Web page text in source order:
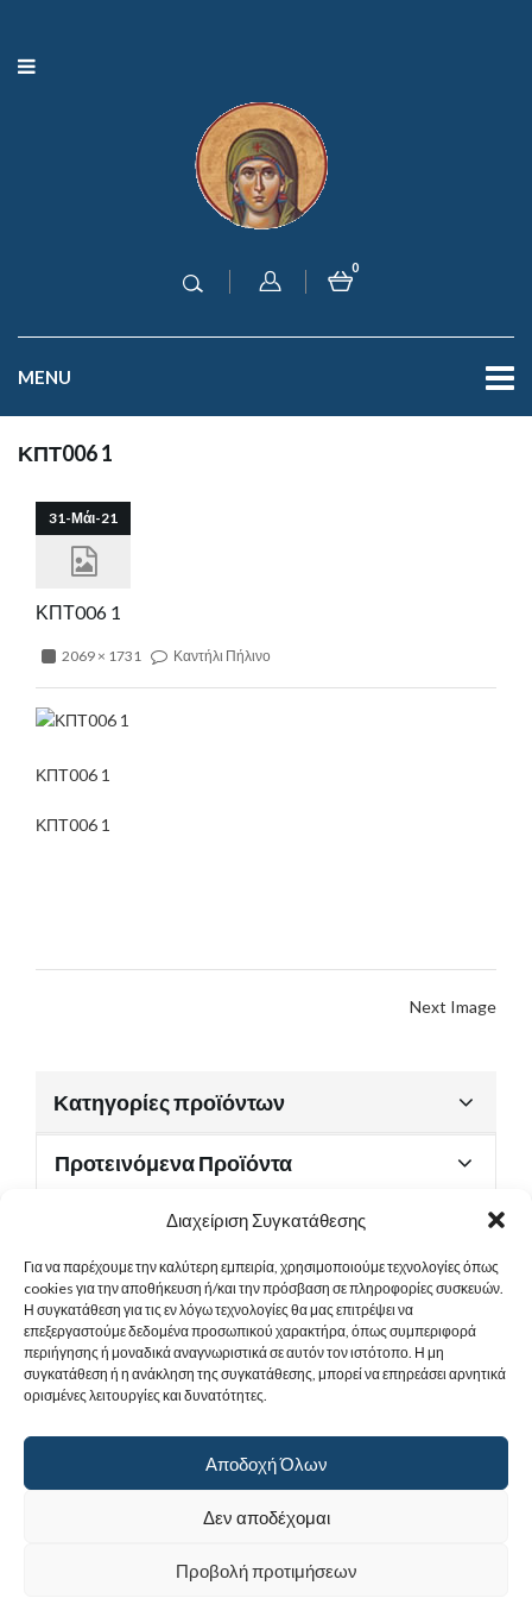
Διαχείριση Συγκατάθεσης
Για να παρέχουμε την καλύτερη εμπειρία, χρησιμοποιούμε τεχνολογίες όπως
cookies για την αποθήκευση ή/και την πρόσβαση σε πληροφορίες συσκευών.
Η συγκατάθεση για τις εν λόγω τεχνολογίες θα μας επιτρέψει να
επεξεργαστούμε δεδομένα προσωπικού χαρακτήρα, όπως συμπεριφορά
περιήγησης ή μοναδικά αναγνωριστικά σε αυτόν τον ιστότοπο. Η μη
συγκατάθεση ή η ανάκληση της συγκατάθεσης, μπορεί να επηρεάσει αρνητικά
ορισμένες λειτουργίες και δυνατότητες.
Αποδοχή Όλων
Δεν αποδέχομαι
Προβολή προτιμήσεων
0
MENU
ΚΠΤ006 1
31-Μάι-21
ΚΠΤ006 1
2069 × 1731 Καντήλι Πήλινο
ΚΠΤ006 1
ΚΠΤ006 1
Next Image
Κατηγορίες προϊόντων
Προτεινόμενα Προϊόντα
Χρήσιμα Έγγραφα
Sitemap
Στοιχεία Επικοινωνίας
Ιερά Γυναικεία Μονή Αγίας Παρασκευής
Powered by |